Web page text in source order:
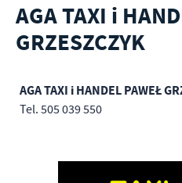
AGA TAXI i
GRZESZCZYK
AGA TAXI i HANDEL PAWEŁ
Tel. 505 039 550